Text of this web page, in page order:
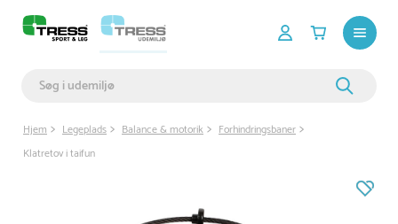
Hjem Legeplads Balance & motorik
Forhindringsbaner
Klatretov i taifun